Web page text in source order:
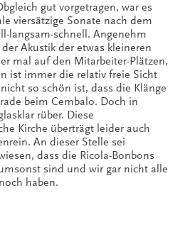
gut vorgetragen, war es
viersätzige Sonate nach dem
langsam-schnell. Angenehm
Akustik der etwas kleineren
mal auf den Mitarbeiter-Plätzen,
ist immer die relativ freie Sicht
so schön ist, dass die Klänge
beim Cembalo. Doch in
rüber. Diese
Kirche überträgt leider auch
An dieser Stelle sei
dass die Ricola-Bonbons
sind und wir gar nicht alle
haben.